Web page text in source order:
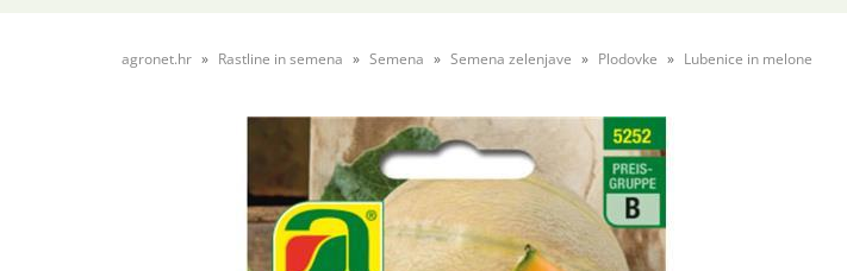
agronet.hr Rastline in semena Semena Semena zelenjave Plodovke Lubenice in melone